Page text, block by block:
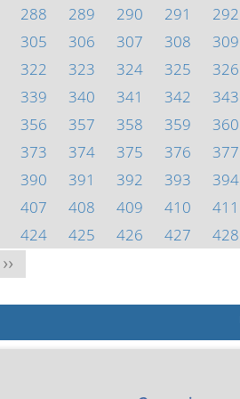
288 289 290 291
292
305 306 307 308
309
322 323 324 325
326
339 340 341 342
343
356 357 358 359
360
373 374 375 376
377
390 391 392 393
394
407 408 409 410
411
424 425 426 427
428
>>